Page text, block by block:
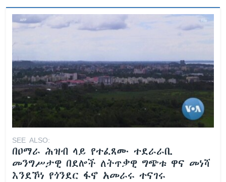
SEE ALSO:
በዐማራ ሕዝብ ላይ የተፈጸሙ ተደራራቢ
መንግሥታዊ በደሎች ለትጥቃዊ ግጭቱ ዋና መነሻ
እንደኾነ የጎንደር ፋኖ አመራሩ ተናገሩ